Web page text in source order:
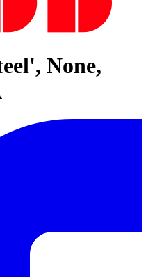
None,